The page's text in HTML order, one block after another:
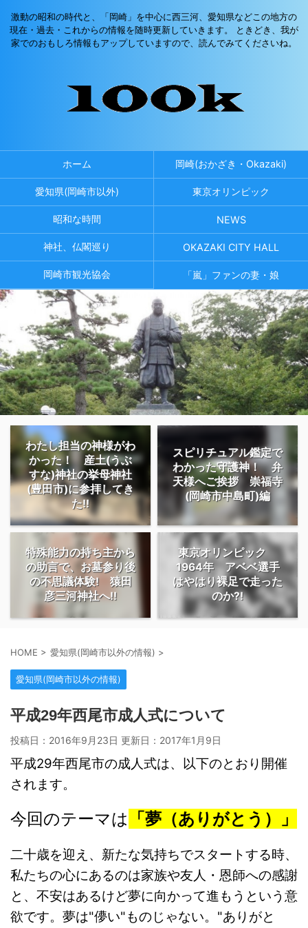
激動の昭和の時代と、「岡崎」を中心に西三河、愛知県などこの地方の
現在・過去・これからの情報を随時更新していきます。 ときどき、我が
家でのおもしろ情報もアップしていますので、読んでみてくださいね。
ホーム 岡崎(おかざき・Okazaki)
愛知県(岡崎市以外) 東京オリンピック
昭和な時間 NEWS
神社、仏閣巡り OKAZAKI CITY HALL
岡崎市観光協会 「嵐」ファンの妻・娘
わたし担当の神様がわ
かった！ 産土(うぶ
すな)神社の挙母神社
(豊田市)に参拝してき
た!!
スピリチュアル鑑定で
わかった守護神！ 弁
天様へご挨拶 崇福寺
(岡崎市中島町)編
特殊能力の持ち主から
の助言で、お墓参り後
の不思議体験! 猿田
彦三河神社へ!!
東京オリンピック
1964年 アベベ選手
はやはり裸足で走った
のか?!
HOME > 愛知県(岡崎市以外の情報) >
愛知県(岡崎市以外の情報)
平成29年西尾市成人式について
投稿日：2016年9月23日 更新日： 2017年1月9日
平成29年西尾市の成人式は、以下のとおり開催
されます。
今回のテーマは 「夢（ありがとう）」
二十歳を迎え、新たな気持ちでスタートする時、
私たちの心にあるのは家族や友人・恩師への感謝
と、不安はあるけど夢に向かって進もうという意
欲です。夢は"儚い"ものじゃない。"ありがと